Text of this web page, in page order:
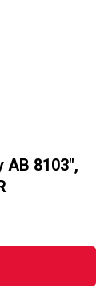
AB 8103",